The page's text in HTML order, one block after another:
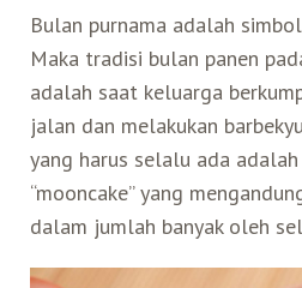
Tips Wisata Taiwan
Berita & Peristiwa
Peta Panduan
Pendahuluan Taiwan
Ide Liburan
Asosiasi Pariwisata
Kunjungan
Seni Budaya
Festival
Seni Budaya
Kerajinan Tangan
Destinasi
Transportasi
Atraksi Taiwan Bagian Utara
Taiwan
Hidangan
Bulan purnama adalah
Maka tradisi bulan panen
adalah saat keluarga
jalan dan melakukan
yang harus selalu ada
“mooncake” yang
dalam jumlah banyak oleh